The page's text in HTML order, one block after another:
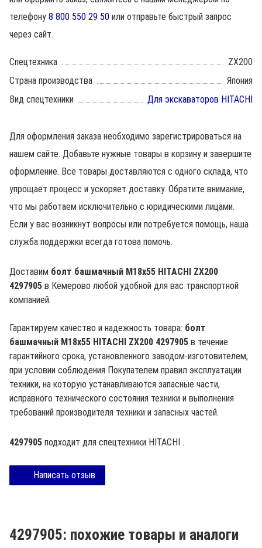
телефону 8 800 550 29 50 или отправьте быстрый запрос
через сайт.
Спецтехника
ZX200
Страна производства
Япония
Вид спецтехники
Для экскаваторов HITACHI
Для оформления заказа необходимо зарегистрироваться на
нашем сайте. Добавьте нужные товары в корзину и завершите
оформление. Все товары доставляются с одного склада, что
упрощает процесс и ускоряет доставку. Обратите внимание,
что мы работаем исключительно с юридическими лицами.
Если у вас возникнут вопросы или потребуется помощь, наша
служба поддержки всегда готова помочь.
Доставим болт башмачный M18х55 HITACHI ZX200
4297905 в Кемерово любой удобной для вас транспортной
компанией.
Гарантируем качество и надежность товара: болт
башмачный M18х55 HITACHI ZX200 4297905 в течение
гарантийного срока, установленного заводом-изготовителем,
при условии соблюдения Покупателем правил эксплуатации
техники, на которую устанавливаются запасные части,
исправного технического состояния техники и выполнения
требований производителя техники и запасных частей.
4297905 подходит для спецтехники HITACHI .
Написать отзыв
4297905: похожие товары и аналоги